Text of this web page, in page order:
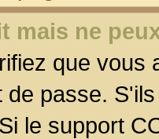
mais ne
que
de passe.
le support